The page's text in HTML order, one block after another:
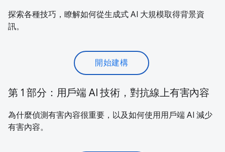
探索各種技巧，瞭解如何從生成式 AI 大規模取得背景資
訊。
開始建構
第 1 部分：用戶端 AI 技術，對抗線上有害內容
為什麼偵測有害內容很重要，以及如何使用用戶端 AI 減少
有害內容。